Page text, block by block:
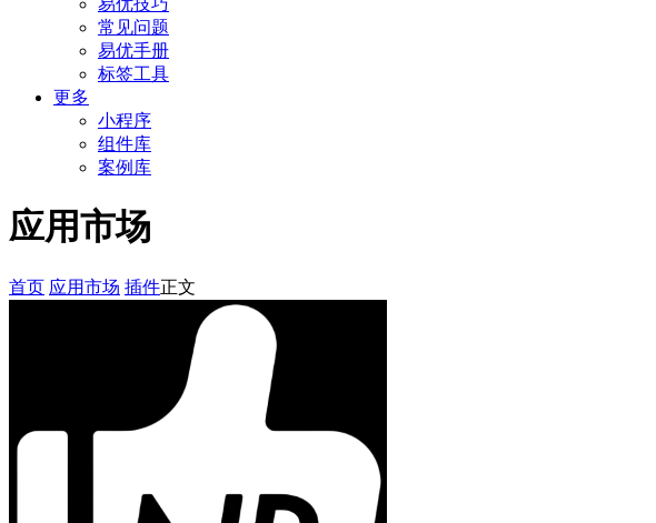
易优技巧
常见问题
易优手册
标签工具
更多
小程序
组件库
案例库
应用市场
首页 应用市场 插件正文